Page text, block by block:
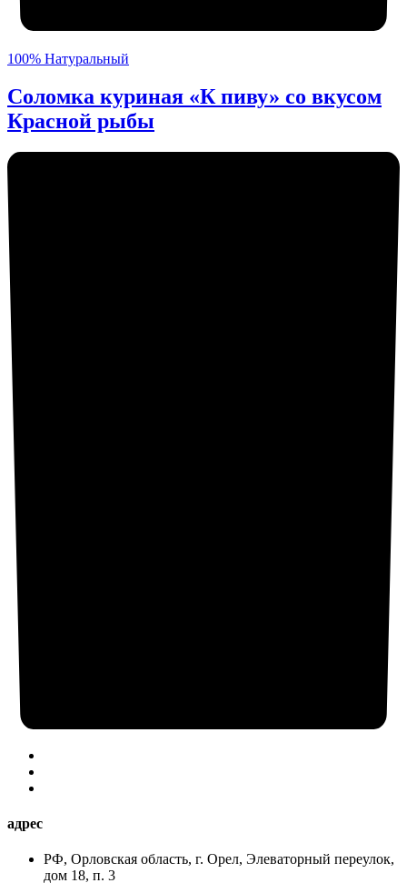
100% Натуральный
Соломка куриная «К пиву» со вкусом
Красной рыбы
адрес
РФ, Орловская область, г. Орел, Элеваторный переулок,
дом 18, п. 3